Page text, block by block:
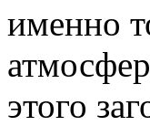
именно
этого